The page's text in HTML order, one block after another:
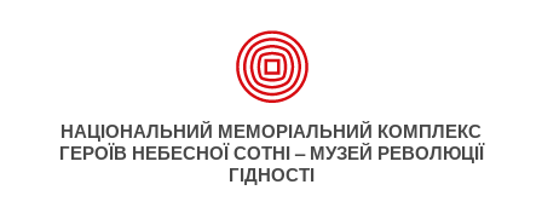
НАЦІОНАЛЬНИЙ МЕМОРІАЛЬНИЙ КОМПЛЕКС
ГЕРОЇВ НЕБЕСНОЇ СОТНІ – МУЗЕЙ РЕВОЛЮЦІЇ
ГІДНОСТІ